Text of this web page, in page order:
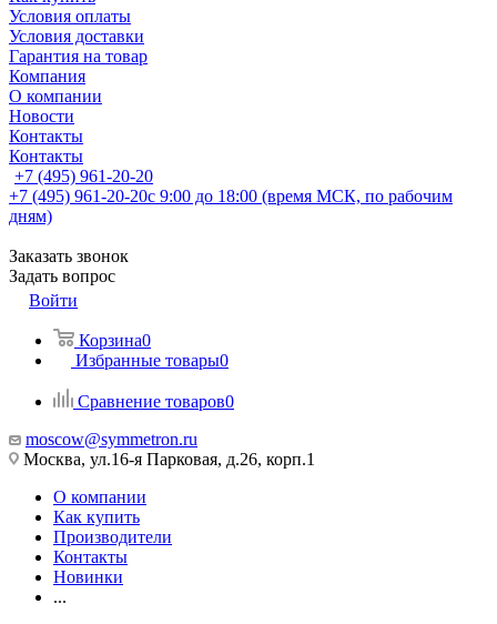
Условия оплаты
Условия доставки
Гарантия на товар
Компания
О компании
Новости
Контакты
Контакты
+7 (495) 961-20-20
+7 (495) 961-20-20с 9:00 до 18:00 (время МСК, по рабочим
дням)
Заказать звонок
Задать вопрос
Войти
Корзина0
Избранные товары0
Сравнение товаров0
moscow@symmetron.ru
Москва, ул.16-я Парковая, д.26, корп.1
О компании
Как купить
Производители
Контакты
Новинки
...